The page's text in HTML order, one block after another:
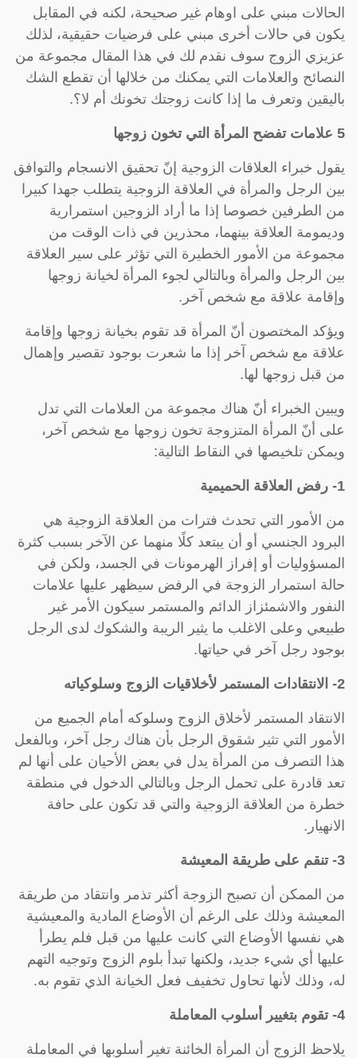
الحالات مبني على اوهام غير صحيحة، لكنه في المقابل
يكون في حالات أخرى مبني على فرضيات حقيقية، لذلك
عزيزي الزوج سوف نقدم لك في هذا المقال مجموعة من
النصائح والعلامات التي يمكنك من خلالها أن تقطع الشك
باليقين وتعرف ما إذا كانت زوجتك تخونك أم لا؟.
5 علامات تفضح المرأة التي تخون زوجها
يقول خبراء العلاقات الزوجية إنّ تحقيق الانسجام والتوافق
بين الرجل والمرأة في العلاقة الزوجية يتطلب جهدا كبيرا
من الطرفين خصوصا إذا ما أراد الزوجين استمرارية
وديمومة العلاقة بينهما، محذرين في ذات الوقت من
مجموعة من الأمور الخطيرة التي تؤثر على سير العلاقة
بين الرجل والمرأة وبالتالي لجوء المرأة لخيانة زوجها
وإقامة علاقة مع شخص آخر.
ويؤكد المختصون أنّ المرأة قد تقوم بخيانة زوجها وإقامة
علاقة مع شخص آخر إذا ما شعرت بوجود تقصير وإهمال
من قبل زوجها لها.
ويبين الخبراء أنّ هناك مجموعة من العلامات التي تدل
على أنّ المرأة المتزوجة تخون زوجها مع شخص آخر،
ويمكن تلخيصها في النقاط التالية:
1- رفض العلاقة الحميمية
من الأمور التي تحدث فترات من العلاقة الزوجية هي
البرود الجنسي أو أن يبتعد كلًا منهما عن الآخر بسبب كثرة
المسؤوليات أو إفراز الهرمونات في الجسد، ولكن في
حالة استمرار الزوجة في الرفض سيظهر عليها علامات
النفور والاشمئزاز الدائم والمستمر سيكون الأمر غير
طبيعي وعلى الاغلب ما يثير الريبة والشكوك لدى الرجل
بوجود رجل آخر في حياتها.
2- الانتقادات المستمر لأخلاقيات الزوج وسلوكياته
الانتقاد المستمر لأخلاق الزوج وسلوكه أمام الجميع من
الأمور التي تثير شقوق الرجل بأن هناك رجل آخر، وبالفعل
هذا التصرف من المرأة يدل في بعض الأحيان على أنها لم
تعد قادرة على تحمل الرجل وبالتالي الدخول في منطقة
خطرة من العلاقة الزوجية والتي قد تكون على حافة
الانهيار.
3- تنقم على طريقة المعيشة
من الممكن أن تصبح الزوجة أكثر تذمر وانتقاد من طريقة
المعيشة وذلك على الرغم أن الأوضاع المادية والمعيشية
هي نفسها الأوضاع التي كانت عليها من قبل فلم يطرأ
عليها أي شيء جديد، ولكنها تبدأ بلوم الزوج وتوجيه التهم
له، وذلك لأنها تحاول تخفيف فعل الخيانة الذي تقوم به.
4- تقوم بتغيير أسلوب المعاملة
يلاحظ الزوج أن المرأة الخائنة تغير أسلوبها في المعاملة